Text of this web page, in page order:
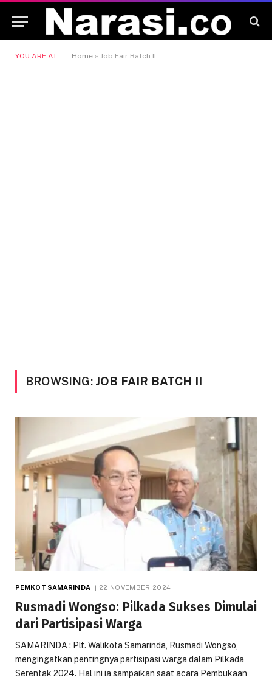
YOU ARE AT: Home » Job Fair Batch II
BROWSING: JOB FAIR BATCH II
PEMKOT SAMARINDA 22 NOVEMBER 2024
Rusmadi Wongso: Pilkada Sukses Dimulai
dari Partisipasi Warga
SAMARINDA : Plt. Walikota Samarinda, Rusmadi Wongso,
mengingatkan pentingnya partisipasi warga dalam Pilkada
Serentak 2024. Hal ini ia sampaikan saat acara Pembukaan